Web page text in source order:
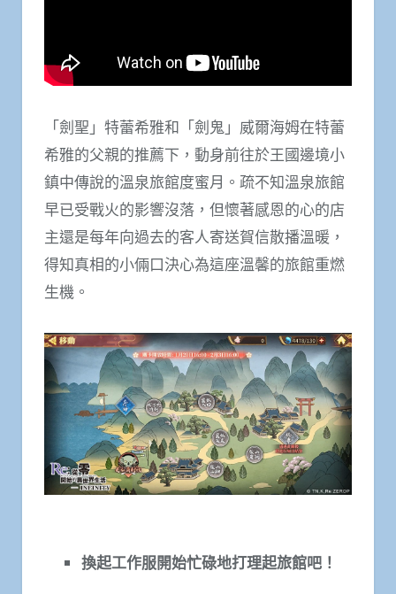
「劍聖」特蕾希雅和「劍鬼」威爾海姆在特蕾
希雅的父親的推薦下，動身前往於王國邊境小
鎮中傳說的溫泉旅館度蜜月。疏不知溫泉旅館
早已受戰火的影響沒落，但懷著感恩的心的店
主還是每年向過去的客人寄送賀信散播溫暖，
得知真相的小倆口決心為這座溫馨的旅館重燃
生機。
換起工作服開始忙碌地打理起旅館吧！